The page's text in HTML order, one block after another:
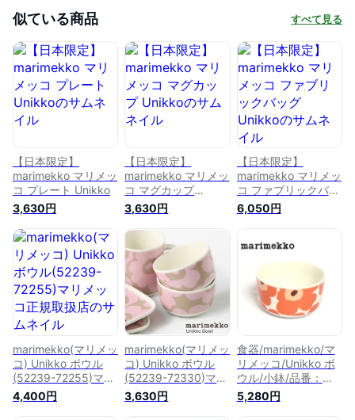
似ている商品 すべて見る
【日本限定】
marimekko マリメッ
コ プレート Unikko
3,630円
【日本限定】
marimekko マリメッ
コ マグカップ
Unikko
3,630円
【日本限定】
marimekko マリメッ
コ ファブリックバッ
グ Unikko
6,050円
marimekko(マリメッ
コ) Unikko ボウル
(52239-72255)マリ
メッコ正規取扱店
4,400円
marimekko(マリメッ
コ) Unikko ボウル
(52239-72330)マリ
メッコ正規取扱店
3,630円
食器/marimekko/マ
リメッコ/Unikko ボ
ウル/小鉢/品番：
52219470638
5,280円